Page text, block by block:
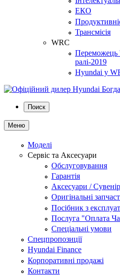
ЕКО
Трансмісія
WRC
Переможець
ралі-2019
Hyundai у
Поиск
Меню
Моделі
Сервіс та Аксесуари
Обслуговування
Гарантія
Аксесуари /
Оригінальні
Посібник з
Послуга "Оплата
Спеціальні умови
Спецпропозиції
Hyundai Finance
Корпоративні продажі
Контакти